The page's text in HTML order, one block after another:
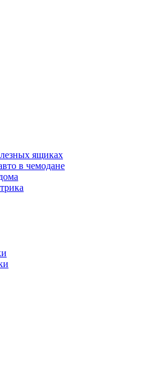
ящиках
в чемодане